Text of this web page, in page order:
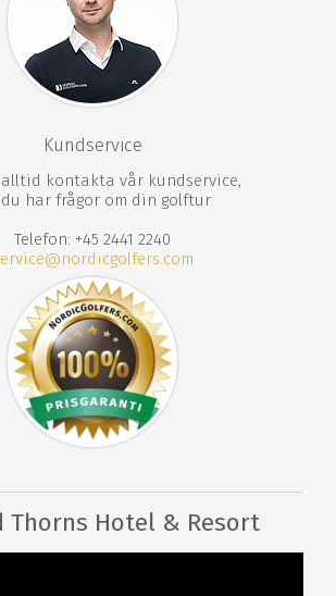
& Resort data om banan
vit tee
tee
röd tee
& Resort faciliteter
51 lägenheter
Driving range
2 restauranger
Terrass
Inomhus simbassäng
Skönhetsbehandlinger
Gratis WiFi
Kundservice
alltid kontakta vår kundservice,
du har frågor om din golftur
Telefon: +45 2441 2240
Thorns Hotel & Resort